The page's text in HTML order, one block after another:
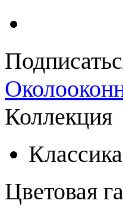
Коллекция
Классика
Цветовая